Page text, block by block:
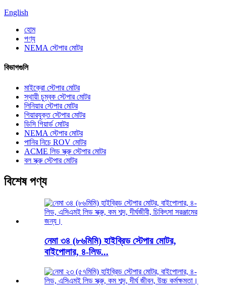
English
হোম
পণ্য
NEMA স্টেপার মোটর
বিভাগগুলি
মাইক্রো স্টেপার মোটর
স্থায়ী চুম্বক স্টেপার মোটর
লিনিয়ার স্টেপার মোটর
গিয়ারযুক্ত স্টেপার মোটর
ডিসি গিয়ার্ড মোটর
NEMA স্টেপার মোটর
পানির নিচে ROV মোটর
ACME লিড স্ক্রু স্টেপার মোটর
বল স্ক্রু স্টেপার মোটর
বিশেষ পণ্য
নেমা ৩৪ (৮৬মিমি) হাইব্রিড স্টেপার মোটর,
বাইপোলার, ৪-লিড...